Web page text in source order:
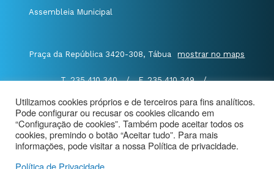
Assembleia Municipal
Praça da República 3420-308, Tábua mostrar no maps
T. 235 410 340 / F. 235 410 349
/
@Município de Tábua | Mapa do Portal
|
Politica de Privacidade
|
Aviso de Privacidade - Videovigilância
Utilizamos cookies próprios e de terceiros para fins analíticos.
Pode configurar ou recusar os cookies clicando em
“Configuração de cookies”. Também pode aceitar todos os
cookies, premindo o botão “Aceitar tudo”. Para mais
informações, pode visitar a nossa Política de privacidade.
Política de Privacidade